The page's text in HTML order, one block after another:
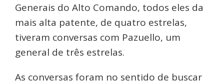
Generais do Alto Comando, todos eles da
mais alta patente, de quatro estrelas,
tiveram conversas com Pazuello, um
general de três estrelas.
As conversas foram no sentido de buscar